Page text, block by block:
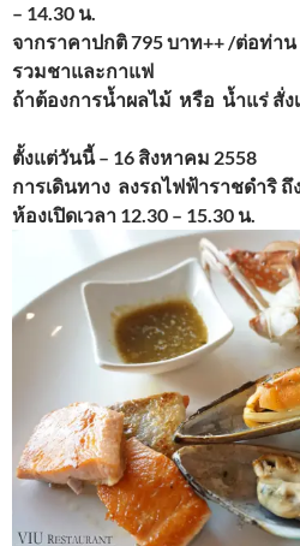
– 14.30 น.
จากราคาปกติ 795 บาท++ /ต่อท่า
รวมชาและกาแฟ
ถ้าต้องการน้ำผลไม้ หรือ น้ำแร่ สั่ง
ตั้งแต่วันนี้ – 16 สิงหาคม 2558
การเดินทาง ลงรถไฟฟ้าราชดำริ ถึ
ห้องเปิดเวลา 12.30 – 15.30 น.